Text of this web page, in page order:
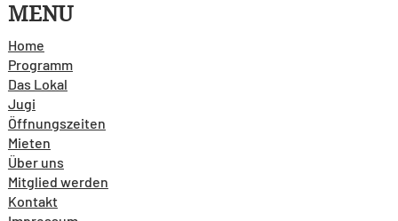
MENU
Home
Programm
Das Lokal
Jugi
Öffnungszeiten
Mieten
Über uns
Mitglied werden
Kontakt